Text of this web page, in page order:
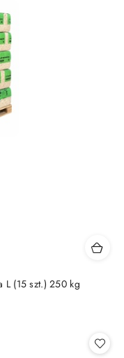
L (15 szt.) 250 kg